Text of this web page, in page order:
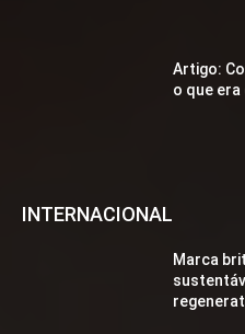
Artigo:
o que era
INTERNACIONAL
Marca